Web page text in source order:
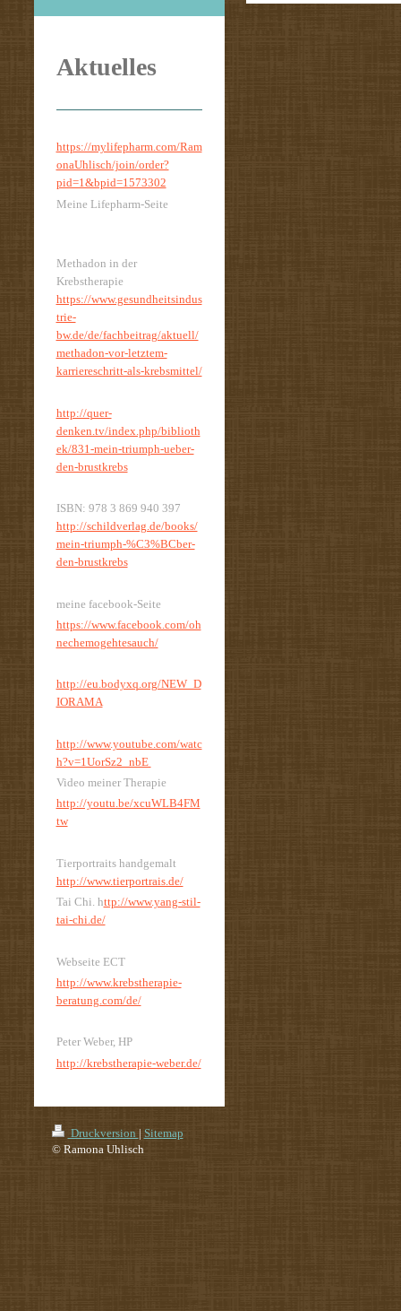
Aktuelles
https://mylifepharm.com/Ram
onaUhlisch/join/order?
pid=1&bpid=1573302
Meine Lifepharm-Seite
Methadon in der
Krebstherapie
https://www.gesundheitsindus
trie-
bw.de/de/fachbeitrag/aktuell/
methadon-vor-letztem-
karriereschritt-als-krebsmittel/
http://quer-
denken.tv/index.php/biblioth
ek/831-mein-triumph-ueber-
den-brustkrebs
ISBN: 978 3 869 940 397
http://schildverlag.de/books/
mein-triumph-%C3%BCber-
den-brustkrebs
meine facebook-Seite
https://www.facebook.com/oh
nechemogehtesauch/
http://eu.bodyxq.org/NEW_D
IORAMA
http://www.youtube.com/watc
h?v=1UorSz2_nbE
Video meiner Therapie
http://youtu.be/xcuWLB4FM
tw
Tierportraits handgemalt
http://www.tierportrais.de/
Tai Chi. http://www.yang-stil-
tai-chi.de/
Webseite ECT
http://www.krebstherapie-
beratung.com/de/
Peter Weber, HP
http://krebstherapie-weber.de/
Druckversion | Sitemap
© Ramona Uhlisch